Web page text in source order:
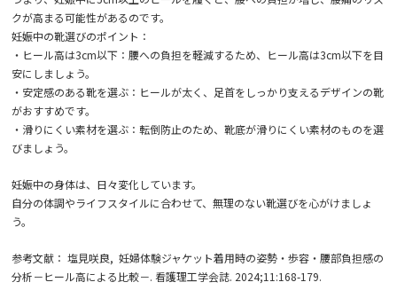
クが高まる可能性があるのです。
妊娠中の靴選びのポイント：
・ヒール高は3cm以下：腰への負担を軽減するため、ヒール高は3cm以下を目
安にしましょう。
・安定感のある靴を選ぶ：ヒールが太く、足首をしっかり支えるデザインの靴
がおすすめです。
・滑りにくい素材を選ぶ：転倒防止のため、靴底が滑りにくい素材のものを選
びましょう。
妊娠中の身体は、日々変化しています。
自分の体調やライフスタイルに合わせて、無理のない靴選びを心がけましょ
う。
参考文献： 塩見咲良, 妊婦体験ジャケット着用時の姿勢・歩容・腰部負担感の
分析－ヒール高による比較－. 看護理工学会誌. 2024;11:168-179.